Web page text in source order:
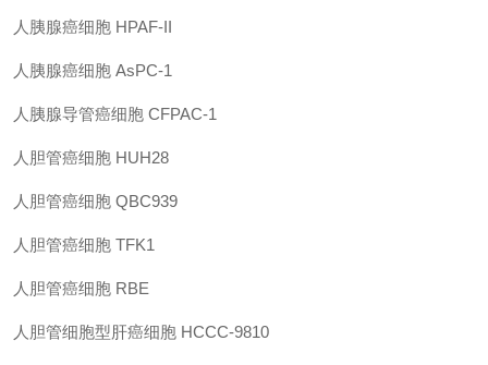
人胰腺癌细胞 HPAF-II
人胰腺癌细胞 AsPC-1
人胰腺导管癌细胞 CFPAC-1
人胆管癌细胞 HUH28
人胆管癌细胞 QBC939
人胆管癌细胞 TFK1
人胆管癌细胞 RBE
人胆管细胞型肝癌细胞 HCCC-9810